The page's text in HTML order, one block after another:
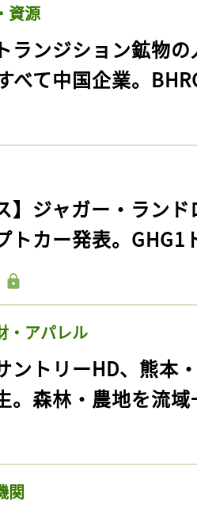
資源
ランジション鉱物
べて中国企業。
】ジャガー・ラン
トカー発表。GHG1
・アパレル
ントリーHD、熊本
。森林・農地を流
関